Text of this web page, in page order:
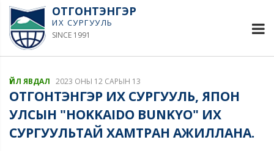
ОТГОНТЭНГЭР
ИХ СУРГУУЛЬ
SINCE 1991
ҮЙЛ ЯВДАЛ 2023 ОНЫ 12 САРЫН 13
ОТГОНТЭНГЭР ИХ СУРГУУЛЬ, ЯПОН
УЛСЫН "HOKKAIDO BUNKYO" ИХ
СУРГУУЛЬТАЙ ХАМТРАН АЖИЛЛАНА.